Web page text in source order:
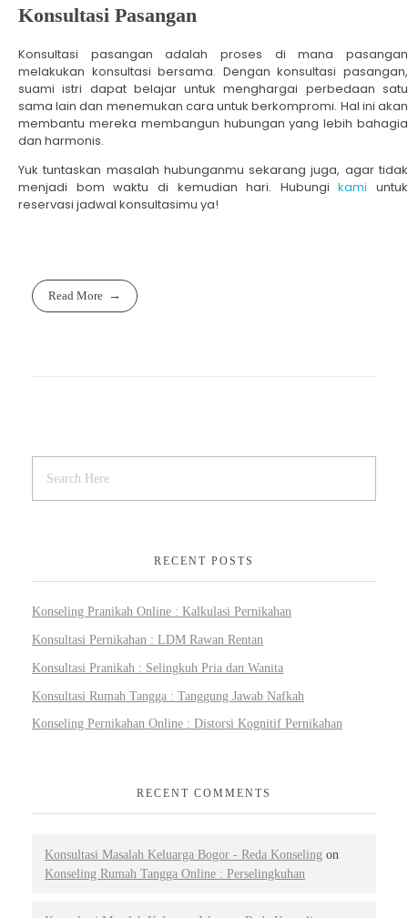
Konsultasi Pasangan
Konsultasi pasangan adalah proses di mana pasangan
melakukan konsultasi bersama. Dengan konsultasi pasangan,
suami istri dapat belajar untuk menghargai perbedaan satu
sama lain dan menemukan cara untuk berkompromi. Hal ini akan
membantu mereka membangun hubungan yang lebih bahagia
dan harmonis.
Yuk tuntaskan masalah hubunganmu sekarang juga, agar tidak
menjadi bom waktu di kemudian hari. Hubungikami untuk
reservasi jadwal konsultasimu ya!
Read More
RECENT POSTS
Konseling Pranikah Online : Kalkulasi Pernikahan
Konsultasi Pernikahan : LDM Rawan Rentan
Konsultasi Pranikah : Selingkuh Pria dan Wanita
Konsultasi Rumah Tangga : Tanggung Jawab Nafkah
Konseling Pernikahan Online : Distorsi Kognitif Pernikahan
RECENT COMMENTS
Konsultasi Masalah Keluarga Bogor - Reda Konseling on
Konseling Rumah Tangga Online : Perselingkuhan